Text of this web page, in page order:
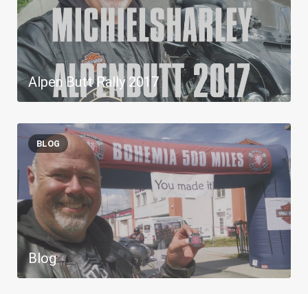
Alpen Butt Rally 2017
BLOG
Blog